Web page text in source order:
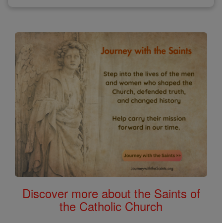
Discover more about the Saints of
the Catholic Church